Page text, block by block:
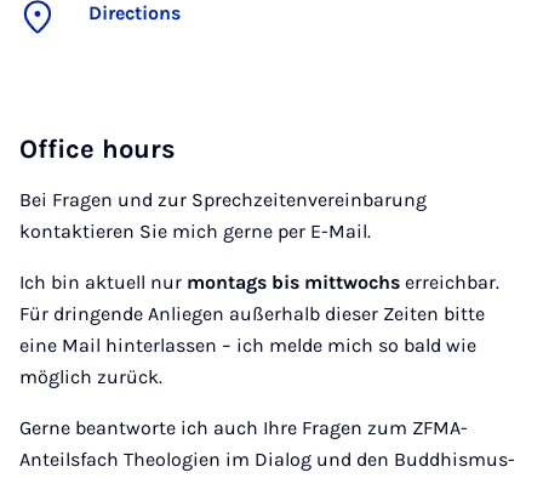
Directions
Office hours
Bei Fragen und zur Sprechzeitenvereinbarung
kontaktieren Sie mich gerne per E-Mail.
Ich bin aktuell nur montags bis mittwochs erreichbar.
Für dringende Anliegen außerhalb dieser Zeiten bitte
eine Mail hinterlassen – ich melde mich so bald wie
möglich zurück.
Gerne beantworte ich auch Ihre Fragen zum ZFMA-
Anteilsfach Theologien im Dialog und den Buddhismus-